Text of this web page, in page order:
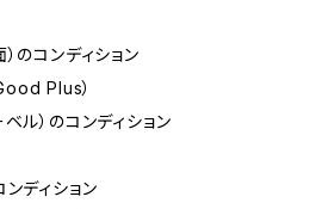
のコンディション
Plus）
ル）のコンディション
ンディション